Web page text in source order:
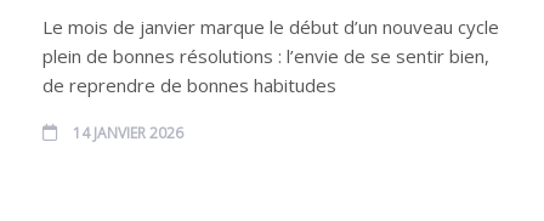
Le mois de janvier marque le début d’un nouveau cycle
plein de bonnes résolutions : l’envie de se sentir bien,
de reprendre de bonnes habitudes
14 JANVIER 2026